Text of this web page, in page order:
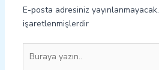
E-posta adresiniz yayınlanmayacak.
işaretlenmişlerdir
yazın..